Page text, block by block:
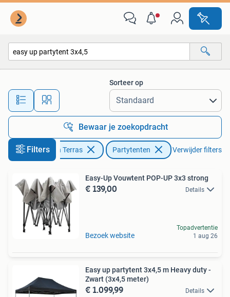
Alle afstanden…
Sorteer op
Bewaar je zoekopdracht
FiltersTuin en Terras Partytenten Verwijder filters
Easy-Up Vouwtent POP-UP 3x3 strong
€ 139,00 Details
Bezoek website
Topadvertentie
1 aug 26
Easy up partytent 3x4,5 m Heavy duty -
Zwart (3x4,5 meter)
€ 1.099,99 Details